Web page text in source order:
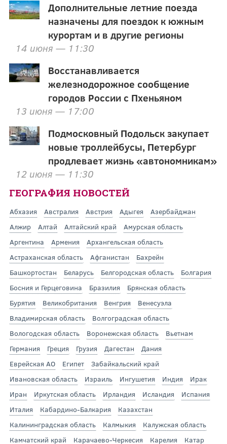
Дополнительные летние поезда
назначены для поездок к южным
курортам и в другие регионы
14 июня — 11:30
Восстанавливается
железнодорожное сообщение
городов России с Пхеньяном
13 июня — 17:00
Подмосковный Подольск закупает
новые троллейбусы, Петербург
продлевает жизнь «автономникам»
12 июня — 11:30
ГЕОГРАФИЯ НОВОСТЕЙ
Абхазия Австралия Австрия Адыгея
Азербайджан
Алжир
Алтай Алтайский край
Амурская область
Аргентина
Армения
Архангельская область
Астраханская область
Афганистан
Бахрейн
Башкортостан
Беларусь Белгородская область
Болгария
Босния и Герцеговина
Бразилия
Брянская область
Бурятия
Великобритания Венгрия
Венесуэла
Владимирская область
Волгоградская область
Вологодская область
Воронежская область
Вьетнам
Германия
Греция Грузия Дагестан
Дания
Еврейская АО
Египет
Забайкальский край
Ивановская область
Израиль Ингушетия Индия
Ирак
Иран
Иркутская область Ирландия Исландия
Испания
Италия
Кабардино-Балкария
Казахстан
Калининградская область
Калмыкия
Калужская область
Камчатский край
Карачаево-Черкесия Карелия
Катар